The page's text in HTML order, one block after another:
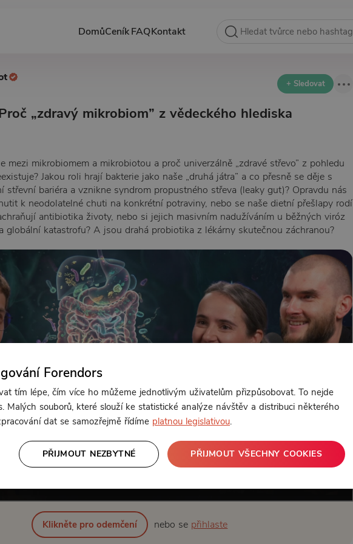
DomůCeníkFAQKontakt
+ Sledovat
„zdravý mikrobiom” z vědeckého hlediska
mezi mikrobiomem a mikrobiotou a proč univerzálně „zdravé střevo” z pohledu
Jakou roli hrají bakterie jako naše „druhá játra” a co přesně se děje s
střevní bariéra a vznikne syndrom propustného střeva (leaky gut)? Opravdu nás
k neodolatelné chuti na konkrétní potraviny, nebo se naše dietní přešlapy rodí
antibiotika životy, nebo si jejich masivním nadužíváním u běžných viróz
globální katastrofu? A jsou drahá probiotika z lékárny skutečnou záchranou?
Klikněte pro odemčení nebo se přihlaste
Forendors
tím lépe, čím více ho můžeme jednotlivým uživatelům přizpůsobovat. To nejde
Malých souborů, které slouží ke statistické analýze návštěv a distribuci některého
dat se samozřejmě řídíme platnou legislativou.
PŘIJMOUT VŠECHNY COOKIES
PŘIJMOUT NEZBYTNÉ